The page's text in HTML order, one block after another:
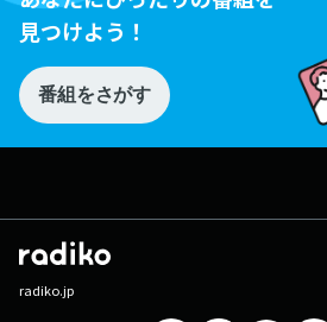
見つけよう！
番組をさがす
radiko.jp